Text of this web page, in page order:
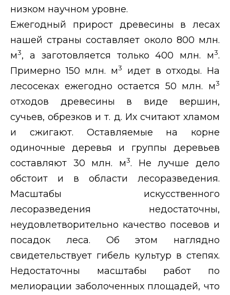
низком научном уровне.
Ежегодный прирост древесины в лесах
нашей страны составляет около 800 млн.
м3, а заготовляется только 400 млн. м3.
Примерно 150 млн. м3
идет в отходы. На
лесосеках ежегодно остается 50 млн. м3
отходов древесины в виде вершин,
сучьев, обрезков и т. д. Их считают хламом
и сжигают. Оставляемые на корне
одиночные деревья и группы деревьев
составляют 30 млн. м3. Не лучше дело
обстоит и в области лесоразведения.
Масштабы искусственного
лесоразведения недостаточны,
неудовлетворительно качество посевов и
посадок леса. Об этом наглядно
свидетельствует гибель культур в степях.
Недостаточны масштабы работ по
мелиорации заболоченных площадей, что